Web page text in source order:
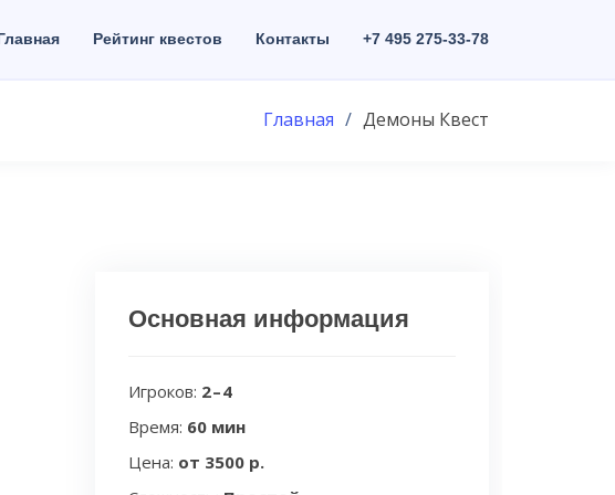
Рейтинг квестов Контакты +7 495 275-33-78
Главная Демоны Квест
Основная информация
Игроков: 2 – 4
Время: 60 мин
Цена: от 3500 р.